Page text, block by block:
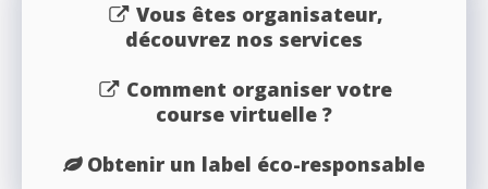
Vous êtes organisateur,
découvrez nos services
Comment organiser votre
course virtuelle ?
Obtenir un label éco-responsable